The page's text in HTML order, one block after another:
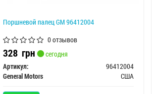
Поршневой палец GM 96412004
0 отзывов
328грн
сегодня
Артикул:
96412004
General Motors
США